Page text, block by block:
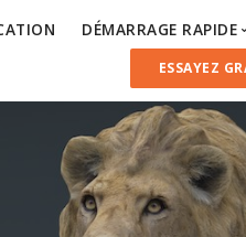
DÉMARRAGE RAPIDE
Installation du
Configuration
Installation du
Administration
ESSAYEZ